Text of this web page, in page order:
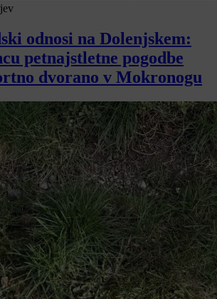
odnosi na Dolenjskem:
petnajstletne pogodbe
dvorano v Mokronogu